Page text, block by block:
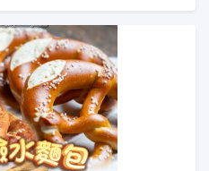
發展及創業支援中心」24
價$930
惠***
而增加或減少***